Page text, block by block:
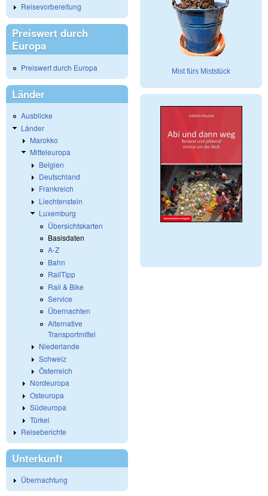
Reisevorbereitung
Preiswert durch
Europa
Preiswert durch Europa
Länder
Ausblicke
Länder
Marokko
Mitteleuropa
Belgien
Deutschland
Frankreich
Liechtenstein
Luxemburg
Übersichtskarten
Basisdaten
A-Z
Bahn
RailTipp
Rail & Bike
Service
Übernachten
Alternative
Transportmittel
Niederlande
Schweiz
Österreich
Nordeuropa
Osteuropa
Südeuropa
Türkei
Reiseberichte
Unterkunft
Übernachtung
Mist fürs Miststück